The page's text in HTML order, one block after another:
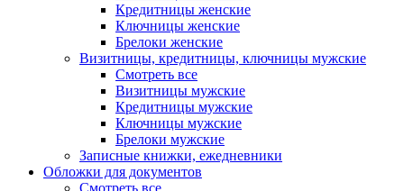
Кредитницы женские
Ключницы женские
Брелоки женские
Визитницы, кредитницы, ключницы мужские
Смотреть все
Визитницы мужские
Кредитницы мужские
Ключницы мужские
Брелоки мужские
Записные книжки, ежедневники
Обложки для документов
Смотреть все